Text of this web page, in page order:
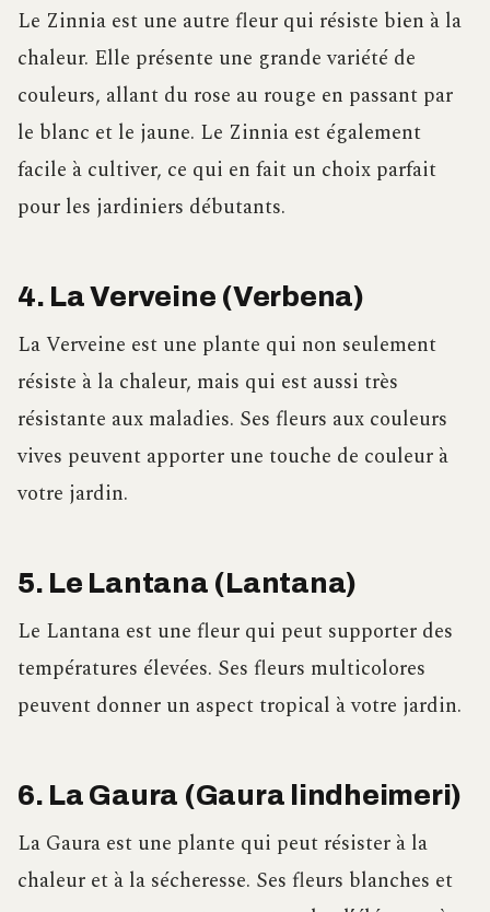
Le Zinnia est une autre fleur qui résiste bien à la
chaleur. Elle présente une grande variété de
couleurs, allant du rose au rouge en passant par
le blanc et le jaune. Le Zinnia est également
facile à cultiver, ce qui en fait un choix parfait
pour les jardiniers débutants.
4. La Verveine (Verbena)
La Verveine est une plante qui non seulement
résiste à la chaleur, mais qui est aussi très
résistante aux maladies. Ses fleurs aux couleurs
vives peuvent apporter une touche de couleur à
votre jardin.
5. Le Lantana (Lantana)
Le Lantana est une fleur qui peut supporter des
températures élevées. Ses fleurs multicolores
peuvent donner un aspect tropical à votre jardin.
6. La Gaura (Gaura lindheimeri)
La Gaura est une plante qui peut résister à la
chaleur et à la sécheresse. Ses fleurs blanches et